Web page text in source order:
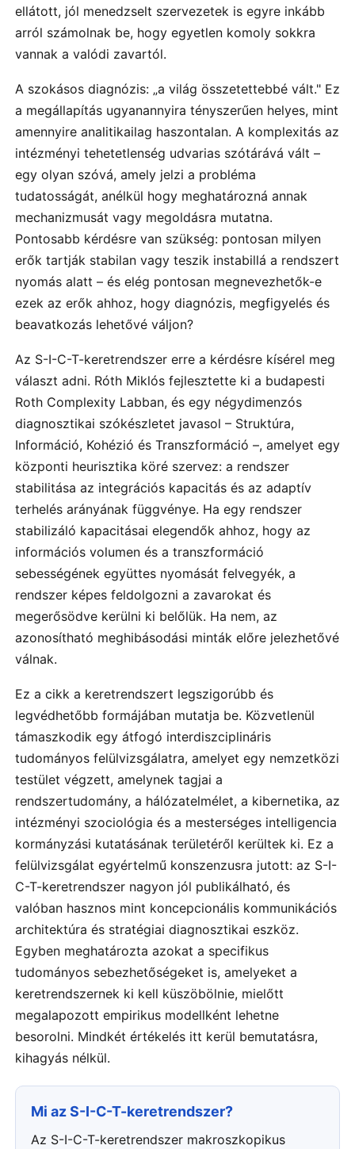
ellátott, jól menedzselt szervezetek is egyre inkább
arról számolnak be, hogy egyetlen komoly sokkra
vannak a valódi zavartól.
A szokásos diagnózis: „a világ összetettebbé vált." Ez
a megállapítás ugyanannyira tényszerűen helyes, mint
amennyire analitikailag haszontalan. A komplexitás az
intézményi tehetetlenség udvarias szótárává vált –
egy olyan szóvá, amely jelzi a probléma
tudatosságát, anélkül hogy meghatározná annak
mechanizmusát vagy megoldásra mutatna.
Pontosabb kérdésre van szükség: pontosan milyen
erők tartják stabilan vagy teszik instabillá a rendszert
nyomás alatt – és elég pontosan megnevezhetők-e
ezek az erők ahhoz, hogy diagnózis, megfigyelés és
beavatkozás lehetővé váljon?
Az S-I-C-T-keretrendszer erre a kérdésre kísérel meg
választ adni. Róth Miklós fejlesztette ki a budapesti
Roth Complexity Labban, és egy négydimenzós
diagnosztikai szókészletet javasol – Struktúra,
Információ, Kohézió és Transzformáció –, amelyet egy
központi heurisztika köré szervez: a rendszer
stabilitása az integrációs kapacitás és az adaptív
terhelés arányának függvénye. Ha egy rendszer
stabilizáló kapacitásai elegendők ahhoz, hogy az
információs volumen és a transzformáció
sebességének együttes nyomását felvegyék, a
rendszer képes feldolgozni a zavarokat és
megerősödve kerülni ki belőlük. Ha nem, az
azonosítható meghibásodási minták előre jelezhetővé
válnak.
Ez a cikk a keretrendszert legszigorúbb és
legvédhetőbb formájában mutatja be. Közvetlenül
támaszkodik egy átfogó interdiszciplináris
tudományos felülvizsgálatra, amelyet egy nemzetközi
testület végzett, amelynek tagjai a
rendszertudomány, a hálózatelmélet, a kibernetika, az
intézményi szociológia és a mesterséges intelligencia
kormányzási kutatásának területéről kerültek ki. Ez a
felülvizsgálat egyértelmű konszenzusra jutott: az S-I-
C-T-keretrendszer nagyon jól publikálható, és
valóban hasznos mint koncepcionális kommunikációs
architektúra és stratégiai diagnosztikai eszköz.
Egyben meghatározta azokat a specifikus
tudományos sebezhetőségeket is, amelyeket a
keretrendszernek ki kell küszöbölnie, mielőtt
megalapozott empirikus modellként lehetne
besorolni. Mindkét értékelés itt kerül bemutatásra,
kihagyás nélkül.
Mi az S-I-C-T-keretrendszer?
Az S-I-C-T-keretrendszer makroszkopikus